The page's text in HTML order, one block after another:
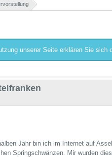
»
unserer Seite erklären Sie sich
Jahr bin ich im Internet auf
Springschwänzen. Mir wurden